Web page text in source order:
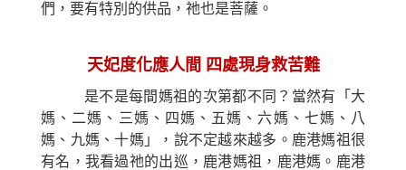
們，要有特別的供品，祂也是菩薩。
天妃度化應人間 四處現身救苦難
是不是每間媽祖的次第都不同？當然有「大
媽、二媽、三媽、四媽、五媽、六媽、七媽、八
媽、九媽、十媽」，說不定越來越多。鹿港媽祖很
有名，我看過祂的出巡，鹿港媽祖，鹿港媽。鹿港